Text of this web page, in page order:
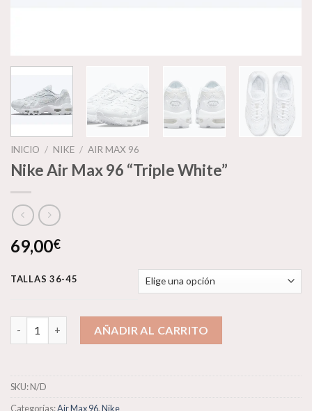
INICIO / NIKE / AIR MAX 96
Nike Air Max 96 “Triple White”
69,00€
TALLAS 36-45
Nike Air Max 96 “Triple White” cantidad
AÑADIR AL CARRITO
SKU:N/D
Categorías:Air Max 96,Nike